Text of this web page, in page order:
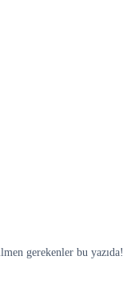
gerekenler bu yazıda!